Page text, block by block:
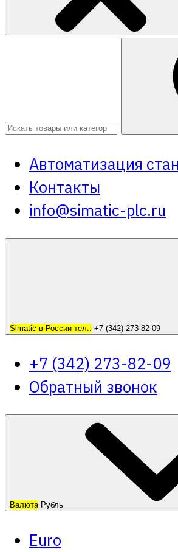
Автоматизация
Контакты
info@simatic-plc.ru
Simatic в России тел.: +7 (342) 273-82-09
+7 (342) 273-82-09
Обратный звонок
Валюта Рубль
Euro